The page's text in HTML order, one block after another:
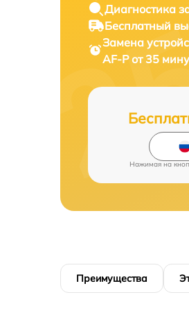
Диагностика
Бесплатный
Замена
AF-P от 35
Нажимая на
Преимущества